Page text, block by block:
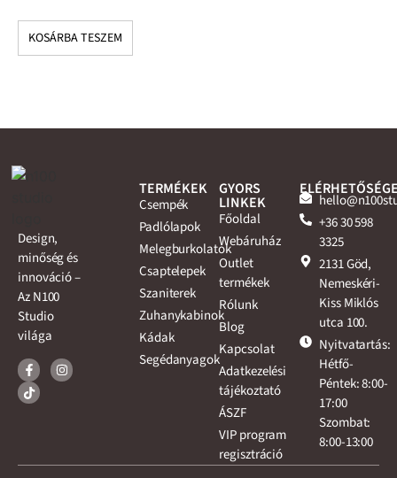
KOSÁRBA TESZEM
Design,
minőség és
innováció –
Az N100
Studio
világa
TERMÉKEK
Csempék
Padlólapok
Melegburkolatok
Csaptelepek
Szaniterek
Zuhanykabinok
Kádak
Segédanyagok
GYORS
LINKEK
Főoldal
Webáruház
Outlet
termékek
Rólunk
Blog
Kapcsolat
Adatkezelési
tájékoztató
ÁSZF
VIP program
regisztráció
+36 30 598
3325
2131 Göd,
Nemeskéri-
Kiss Miklós
utca 100.
Nyitvatartás:
Hétfő-
Péntek: 8:00-
17:00
Szombat:
8:00-13:00